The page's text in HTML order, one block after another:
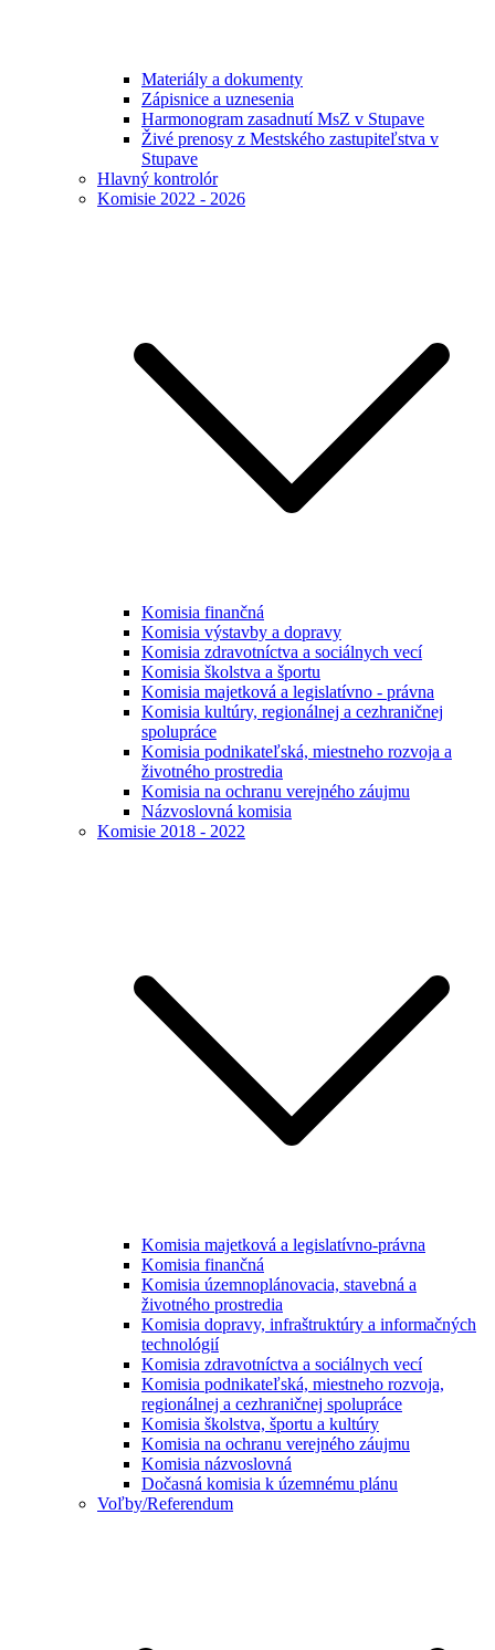
Materiály a dokumenty
Zápisnice a uznesenia
Harmonogram zasadnutí MsZ v Stupave
Živé prenosy z Mestského zastupiteľstva v
Stupave
Hlavný kontrolór
Komisie 2022 - 2026
Komisia finančná
Komisia výstavby a dopravy
Komisia zdravotníctva a sociálnych vecí
Komisia školstva a športu
Komisia majetková a legislatívno - právna
Komisia kultúry, regionálnej a cezhraničnej
spolupráce
Komisia podnikateľská, miestneho rozvoja a
životného prostredia
Komisia na ochranu verejného záujmu
Názvoslovná komisia
Komisie 2018 - 2022
Komisia majetková a legislatívno-právna
Komisia finančná
Komisia územnoplánovacia, stavebná a
životného prostredia
Komisia dopravy, infraštruktúry a informačných
technológií
Komisia zdravotníctva a sociálnych vecí
Komisia podnikateľská, miestneho rozvoja,
regionálnej a cezhraničnej spolupráce
Komisia školstva, športu a kultúry
Komisia na ochranu verejného záujmu
Komisia názvoslovná
Dočasná komisia k územnému plánu
Voľby/Referendum